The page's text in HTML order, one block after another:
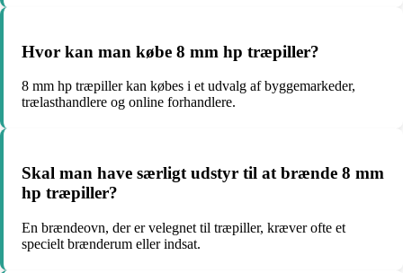
Hvor kan man købe 8 mm hp træpiller?
8 mm hp træpiller kan købes i et udvalg af byggemarkeder,
trælasthandlere og online forhandlere.
Skal man have særligt udstyr til at brænde 8 mm
hp træpiller?
En brændeovn, der er velegnet til træpiller, kræver ofte et
specielt brænderum eller indsat.